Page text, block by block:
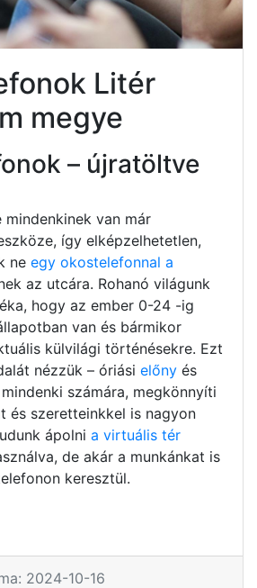
Litér
megye
– újratöltve
mindenkinek van már
így elképzelhetetlen,
ne egy okostelefonnal a
az utcára. Rohanó világunk
hogy az ember 0-24 -ig
van és bármikor
külvilági történésekre. Ezt
nézzük – óriási előny és
számára, megkönnyíti
és szeretteinkkel is nagyon
ápolni a virtuális tér
de akár a munkánkat is
keresztül.
2024-10-16